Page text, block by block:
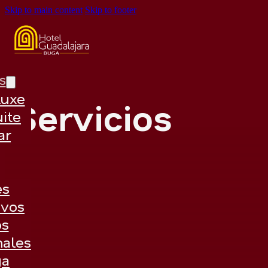
Skip to main content Skip to footer
Servicios